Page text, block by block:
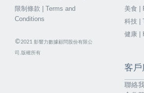
限制條款 | Terms and
Conditions
©2021 影響力數據顧問股份有限公
司.版權所有
美食 |
科技 |
健康 |
客戶
聯絡